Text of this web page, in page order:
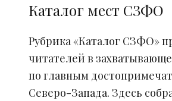
Каталог мест СЗФО
Рубрика «Каталог СЗФО»
читателей в
по главным
Северо-Запада. Здесь